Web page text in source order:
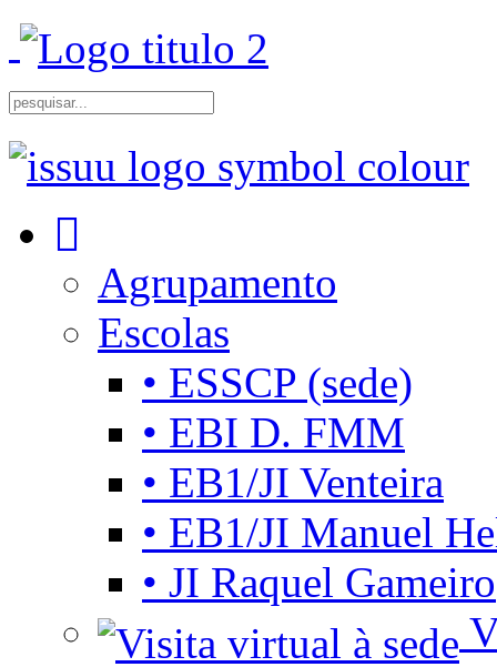
Agrupamento
Escolas
• ESSCP (sede)
• EBI D. FMM
• EB1/JI Venteira
• EB1/JI Manuel
• JI Raquel Gameiro